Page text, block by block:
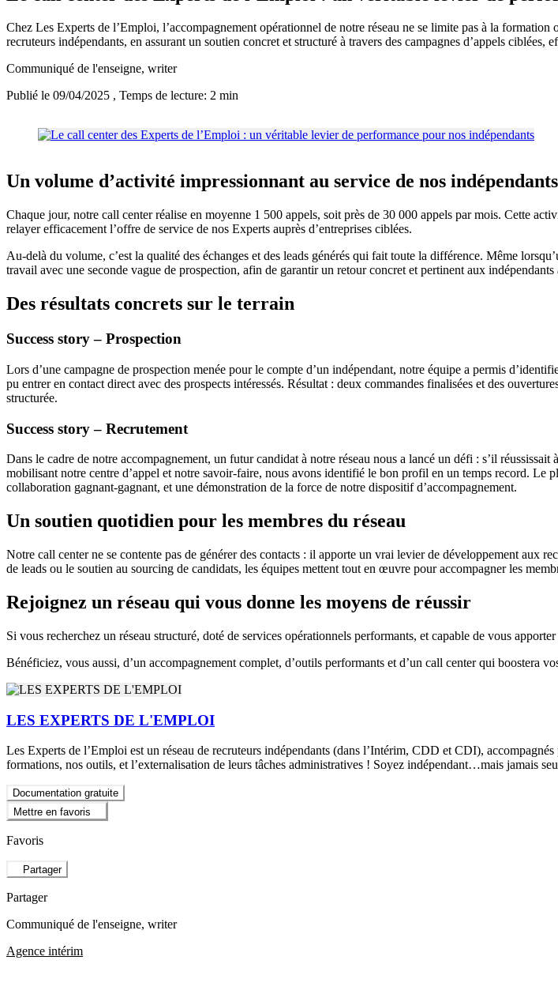
Chez Les Experts de l’Emploi, l’accompagnement opérationnel de notre réseau ne se limite pas à la
recruteurs indépendants, en assurant un soutien concret et structuré à travers des campagnes d’appels ciblées,
Communiqué de l'enseigne, writer
Publié le 09/04/2025 , Temps de lecture: 2 min
Un volume d’activité impressionnant au service de nos indépendants
Chaque jour, notre call center réalise en moyenne 1 500 appels, soit près de 30 000 appels par mois. Cette
relayer efficacement l’offre de service de nos Experts auprès d’entreprises ciblées.
Au-delà du volume, c’est la qualité des échanges et des leads générés qui fait toute la différence. Même
travail avec une seconde vague de prospection, afin de garantir un retour concret et pertinent aux indépendants
Des résultats concrets sur le terrain
Success story – Prospection
Lors d’une campagne de prospection menée pour le compte d’un indépendant, notre équipe a permis
pu entrer en contact direct avec des prospects intéressés. Résultat : deux commandes finalisées et des
structurée.
Success story – Recrutement
Dans le cadre de notre accompagnement, un futur candidat à notre réseau nous a lancé un défi : s’il
mobilisant notre centre d’appel et notre savoir-faire, nous avons identifié le bon profil en un temps record. Le
collaboration gagnant-gagnant, et une démonstration de la force de notre dispositif d’accompagnement.
Un soutien quotidien pour les membres du réseau
Notre call center ne se contente pas de générer des contacts : il apporte un vrai levier de développement aux
de leads ou le soutien au sourcing de candidats, les équipes mettent tout en œuvre pour accompagner les
Rejoignez un réseau qui vous donne les moyens de réussir
Si vous recherchez un réseau structuré, doté de services opérationnels performants, et capable de vous
Bénéficiez, vous aussi, d’un accompagnement complet, d’outils performants et d’un call center qui boostera
LES EXPERTS DE L'EMPLOI
Les Experts de l’Emploi est un réseau de recruteurs indépendants (dans l’Intérim, CDD et CDI),
formations, nos outils, et l’externalisation de leurs tâches administratives ! Soyez indépendant…mais jamais
Documentation gratuite
Mettre en favoris
Favoris
Partager
Partager
Communiqué de l'enseigne, writer
Agence intérim